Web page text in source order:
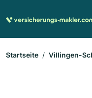
Startseite Villingen-